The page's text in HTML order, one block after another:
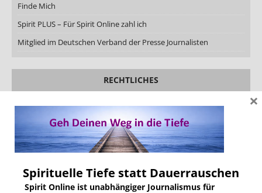
Finde Mich
Spirit PLUS – Für Spirit Online zahl ich
Mitglied im Deutschen Verband der Presse Journalisten
RECHTLICHES
Rechtliche Hinweise
Datenschutzerklärung
Impressum
Lizenzen
Spirituelle Tiefe statt Dauerrauschen
Spirit Online ist unabhängiger Journalismus für
×